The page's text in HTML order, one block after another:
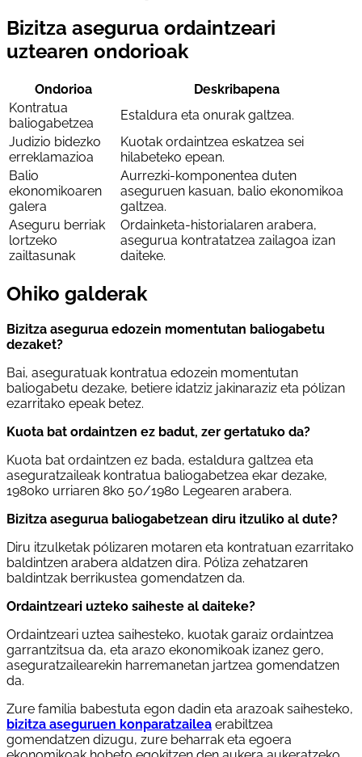
Bizitza asegurua ordaintzeari
uztearen ondorioak
Ondorioa
Deskribapena
Kontratua
baliogabetzea
Estaldura eta onurak galtzea.
Judizio bidezko
erreklamazioa
Kuotak ordaintzea eskatzea sei
hilabeteko epean.
Balio
ekonomikoaren
galera
Aurrezki-komponentea duten
aseguruen kasuan, balio ekonomikoa
galtzea.
Aseguru berriak
lortzeko
zailtasunak
Ordainketa-historialaren arabera,
asegurua kontratatzea zailagoa izan
daiteke.
Ohiko galderak
Bizitza asegurua edozein momentutan baliogabetu
dezaket?
Bai, aseguratuak kontratua edozein momentutan
baliogabetu dezake, betiere idatziz jakinaraziz eta pólizan
ezarritako epeak betez.
Kuota bat ordaintzen ez badut, zer gertatuko da?
Kuota bat ordaintzen ez bada, estaldura galtzea eta
aseguratzaileak kontratua baliogabetzea ekar dezake,
1980ko urriaren 8ko 50/1980 Legearen arabera.
Bizitza asegurua baliogabetzean diru itzuliko al dute?
Diru itzulketak pólizaren motaren eta kontratuan ezarritako
baldintzen arabera aldatzen dira. Póliza zehatzaren
baldintzak berrikustea gomendatzen da.
Ordaintzeari uzteko saiheste al daiteke?
Ordaintzeari uztea saihesteko, kuotak garaiz ordaintzea
garrantzitsua da, eta arazo ekonomikoak izanez gero,
aseguratzailearekin harremanetan jartzea gomendatzen
da.
Zure familia babestuta egon dadin eta arazoak saihesteko,
bizitza aseguruen konparatzailea erabiltzea
gomendatzen dizugu, zure beharrak eta egoera